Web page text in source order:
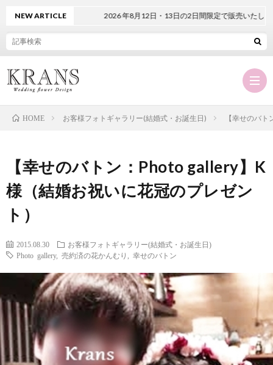
て
覧
グ
買
お
NEW ARTICLE 2026 年8月12日・13日の2日間限定で販売いたします。
HOME お客様フォトギャラリー(結婚式・お誕生日) 【幸せのバ
【幸せのバトン：Photo gallery】K
様（結婚お祝いに花冠のプレゼン
ト）
2015.08.30
お客様フォトギャラリー(結婚式・お誕生日)
Photo gallery, 売約済の花かんむり 幸せのバトン